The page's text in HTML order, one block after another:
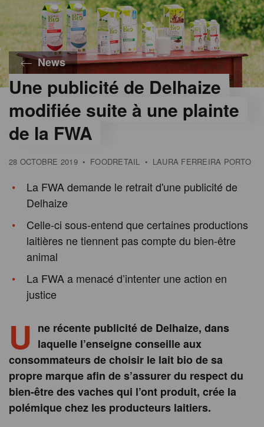
News
Une publicité de Delhaize
modifiée suite à une plainte
de la FWA
28 OCTOBRE 2019 • FOODRETAIL • LAURA FERREIRA PORTO
La FWA demande le retrait d'une publicité de
Delhaize
Celle-ci sous-entend que certaines productions
laitières ne tiennent pas compte du bien-être
animal
La FWA a menacé d’intenter une action en
justice
U ne récente publicité de Delhaize, dans
laquelle l’enseigne conseille aux
consommateurs de choisir le lait bio de sa
propre marque afin de s’assurer du respect du
bien-être des vaches qui l’ont produit, crée la
polémique chez les producteurs laitiers.